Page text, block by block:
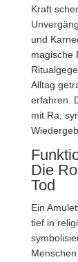
Kraft
und
magische
Alltag
erfahren.
mit Ra,
Die
Tod
Ein
tief in